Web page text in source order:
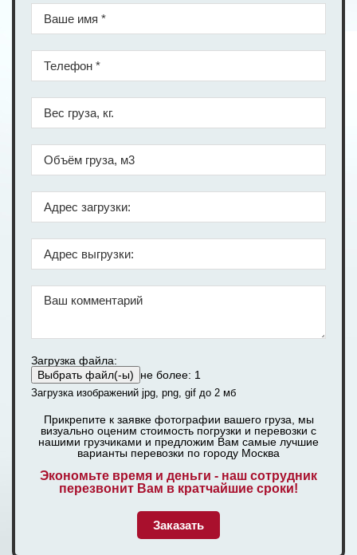
Загрузка файла:
не более: 1
Загрузка изображений jpg, png, gif до 2 мб
Прикрепите к заявке фотографии вашего груза, мы
визуально оценим стоимость погрузки и перевозки с
нашими грузчиками и предложим Вам самые лучшие
варианты перевозки по городу Москва
Экономьте время и деньги - наш сотрудник
перезвонит Вам в кратчайшие сроки!
Заказать